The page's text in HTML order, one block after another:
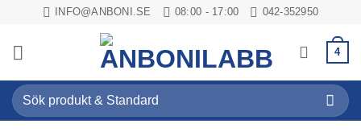
content
INFO@ANBONI.SE 08:00 - 17:00 042-352950
4
Sök
efter: